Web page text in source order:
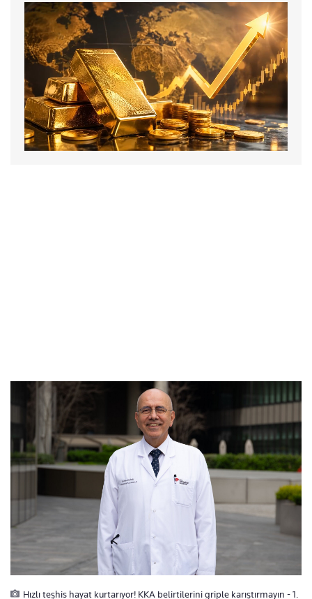
Hızlı teşhis hayat kurtarıyor! KKA belirtilerini griple karıştırmayın - 1.